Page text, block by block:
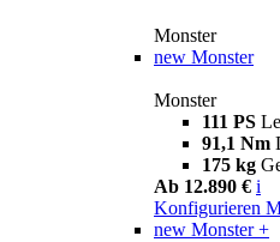
Monster
new Monster
Monster
111 PS
91,1 Nm
175 kg
Ab 12.890 € i
Konfigurieren
new Monster +